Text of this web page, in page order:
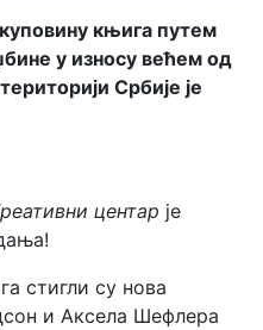
књига путем
у износу већем од
Србије је
центар је
стигли су нова
и Аксела Шефлера